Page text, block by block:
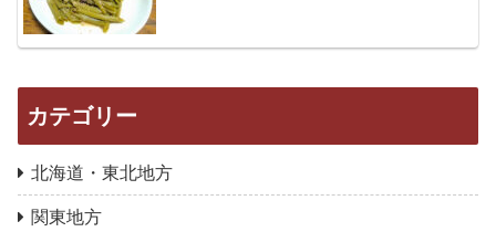
カテゴリー
北海道・東北地方
関東地方